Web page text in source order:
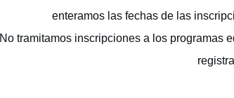
enteramos las fechas de las
No tramitamos inscripciones a los programas